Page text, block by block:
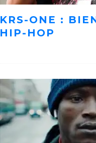
KRS-ONE :
HIP-HOP